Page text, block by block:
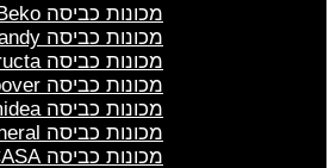
מכונות כביסה Beko
מכונות כביסה Candy
מכונות כביסה Constructa
מכונות כביסה Hoover
מכונות כביסה midea
מכונות כביסה general
מכונות כביסה LACASA